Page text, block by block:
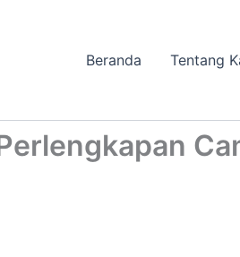
Beranda Tentang